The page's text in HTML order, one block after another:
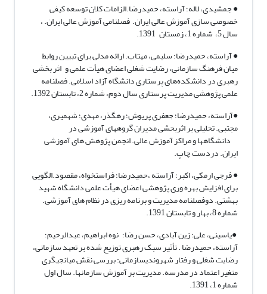
● جمشیدی، لاله؛ آراسته، حمیدرضا.الزامات کلان توسعه کیفی
خصوصی سازی آموزش عالی ایران. فصلنامی آموزش عالی ایران. ،
سال 5، شماره 1، زمستان 1391.
● آراسته، حمیدرضا؛ سلیمی، مهتاب. ارائه مدلی برای تبیین روابط
میان فرهنگ سازمانی، رضایت شغلی اعضای هیأت علمی و اثر بخشی
رهبری در دانشکد‌ه‌های پرستاری دانشگاه آزاد اسلامی. فصلنامه
علمی پژوهشی مدیریت پرستاری سال دوم، شماره 2، تابستان 1392.
●آراسته، حمیدرضا؛ جعفری پریوش؛ رهگذر، مهدی؛ شهمیری،
مجتبی. تحلیلی بر اثربحشی مدیران گروههای آموزشی در
دانشگاهها و مراکز آموزش عالی. انجمن پژوهش های آموزشی
ایران. دردست چاپ.
● فرجی ارمکی، اکبر؛ آراسته ،حمیدرضا؛ فراستخواه، مقصود.الگویی
برای افزایش بهره وری پژوهشی اعضای هیأت علمی دانشگاه شهید
بهشتی. دوفصلنامه مدیریت و برنامه ریزی در نظام های آموزشی.
شماره 8، بهار و تابستان 1391.
●یاسینی، علی؛ زین آبادی، حسن رضا؛ نوه ابراهیم، عبدالرحیم؛
آراسته، حمیدرضا . تأثیر سبک رهبری توزیع شده بر تعهد سازمانی،
رضایت شغلی و رفتار شهروندیسازمانی: بررسی نقش میانجیگری
متغیر اعتماد در مدرسه. مدیریت بر آموزش سازمانها. سال اول
شماره 1، 1391.